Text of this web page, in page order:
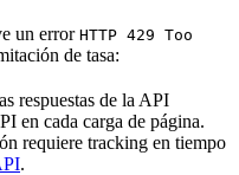
un errorHTTP 429 Too
de tasa:
respuestas de la API
en cada carga de página.
requiere tracking en tiempo
.